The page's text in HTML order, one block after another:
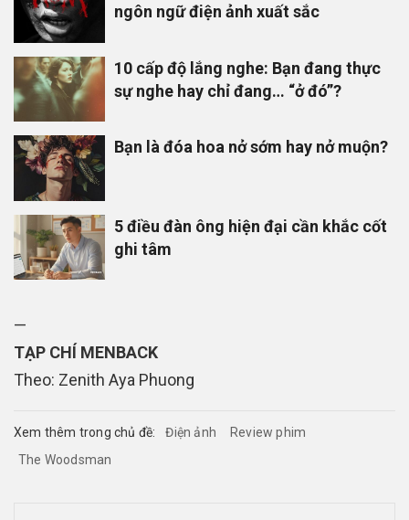
ngôn ngữ điện ảnh xuất sắc
10 cấp độ lắng nghe: Bạn đang thực
sự nghe hay chỉ đang… “ở đó”?
Bạn là đóa hoa nở sớm hay nở muộn?
5 điều đàn ông hiện đại cần khắc cốt
ghi tâm
—
TẠP CHÍ MENBACK
Theo: Zenith Aya Phuong
Xem thêm trong chủ đề: Điện ảnh
Review phim
The Woodsman